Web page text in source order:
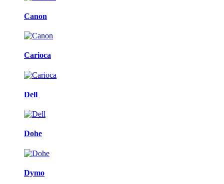
Canon
Carioca
Dell
Dohe
Dymo